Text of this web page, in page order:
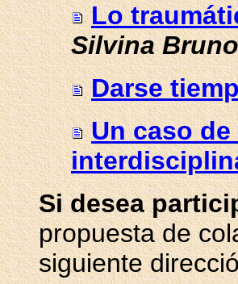
Lo
Silvina
Darse
Un caso
Si desea
propuesta de
siguiente